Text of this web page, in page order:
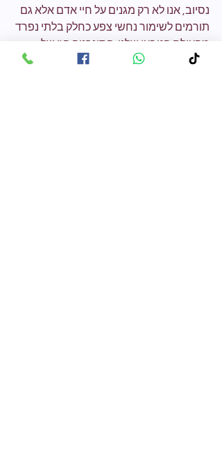
נסיוב, אנו לא רק מגנים על חיי אדם אלא גם
תורמים לשימור נחשי צפע כחלק בלתי נפרד
מהעולם הטבעי שלנו. הסינרגיה הזו של
מאמצים מדגישה את החשיבות של מחקר